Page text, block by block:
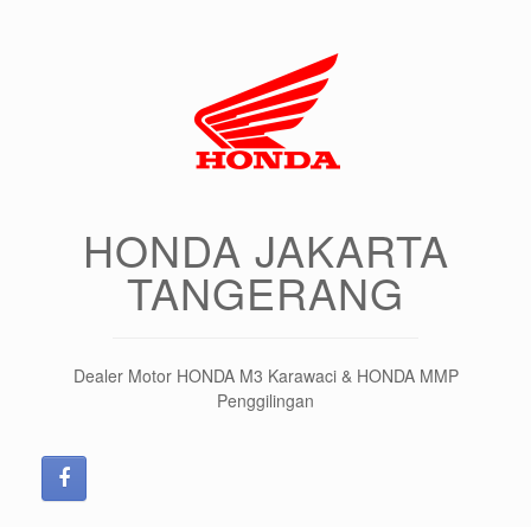
HONDA JAKARTA
TANGERANG
Dealer Motor HONDA M3 Karawaci & HONDA MMP
Penggilingan